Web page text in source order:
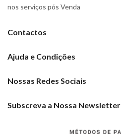
nos serviços pós Venda
Contactos
Ajuda e Condições
Nossas Redes Sociais
Subscreva a Nossa Newsletter